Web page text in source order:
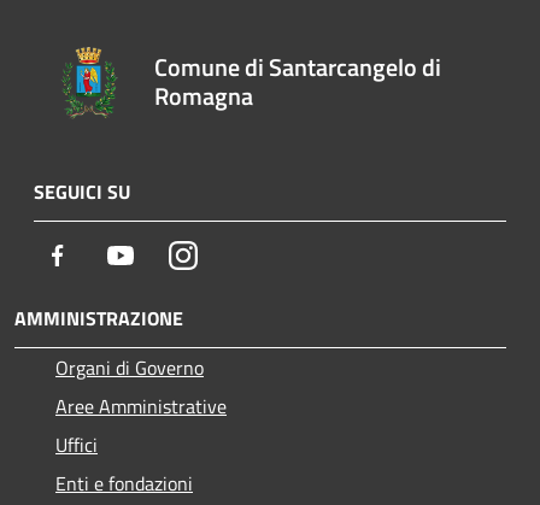
Comune di Santarcangelo di
Romagna
SEGUICI SU
Facebook YoutubeInstagram
AMMINISTRAZIONE
Organi di Governo
Aree Amministrative
Uffici
Enti e fondazioni